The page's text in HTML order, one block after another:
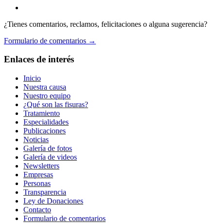
¿Tienes comentarios, reclamos, felicitaciones o alguna sugerencia?
Formulario de comentarios →
Enlaces de interés
Inicio
Nuestra causa
Nuestro equipo
¿Qué son las fisuras?
Tratamiento
Especialidades
Publicaciones
Noticias
Galería de fotos
Galería de videos
Newsletters
Empresas
Personas
Transparencia
Ley de Donaciones
Contacto
Formulario de comentarios